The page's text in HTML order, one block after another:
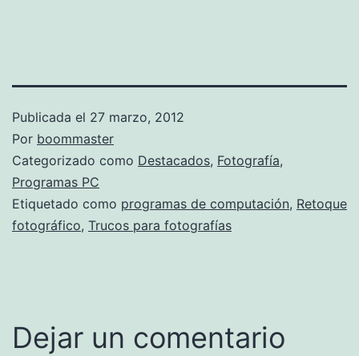
Publicada el 27 marzo, 2012
Por boommaster
Categorizado como Destacados, Fotografía,
Programas PC
Etiquetado como programas de computación, Retoque
fotográfico, Trucos para fotografías
Dejar un comentario